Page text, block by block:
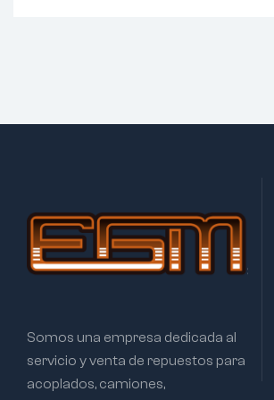
Somos una empresa dedicada al
servicio y venta de repuestos para
acoplados, camiones,